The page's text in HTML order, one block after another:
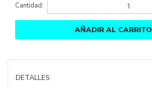
Cantidad:
AÑADIR AL CARRITO
DETALLES